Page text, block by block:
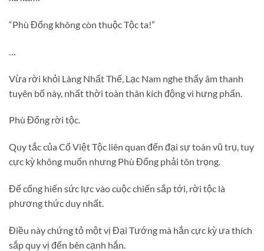
“Phù Đổng không còn thuộc Tộc ta!”
Vừa rời khỏi Làng Nhất Thế, Lạc Nam nghe thấy âm thanh
tuyên bố này, nhất thời toàn thân kích động vì hưng phấn.
Phù Đổng rời tộc.
Quy tắc của Cổ Việt Tộc liên quan đến đại sự toàn vũ trụ, tuy
cực kỳ không muốn nhưng Phù Đổng phải tôn trọng.
Để cống hiến sức lực vào cuộc chiến sắp tới, rời tộc là
phương thức duy nhất.
Điều này chứng tỏ một vị Đại Tướng mà hắn cực kỳ ưa thích
sắp quy vị đến bên cạnh hắn.